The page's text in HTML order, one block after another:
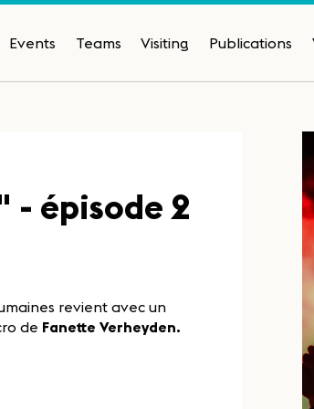
Events Teams Visiting Publications
- épisode 2
revient avec un
de Fanette Verheyden.